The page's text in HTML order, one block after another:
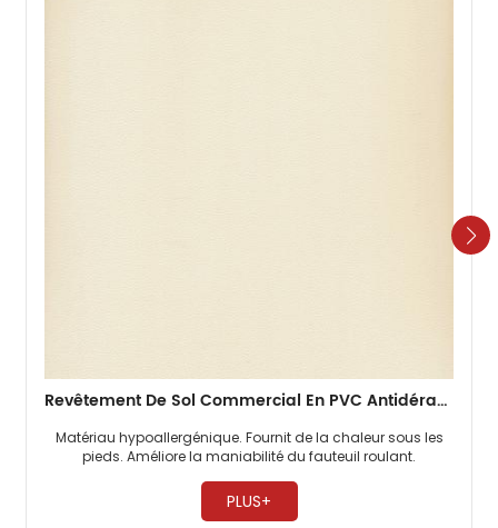
Revêtement De Sol Commercial En PVC Antidérapant De 2 Mm Pour Bureaux
Matériau hypoallergénique. Fournit de la chaleur sous les
pieds. Améliore la maniabilité du fauteuil roulant. ​
PLUS+